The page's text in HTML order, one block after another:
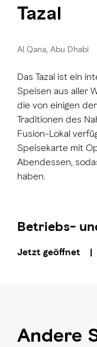
Tazal
Al Qana, Abu Dhabi
Das Tazal ist ein
Speisen aus aller
die von einigen
Traditionen des
Fusion-Lokal
Speisekarte mit
Abendessen,
haben.
Betriebs-
Jetzt geöffnet |
Andere